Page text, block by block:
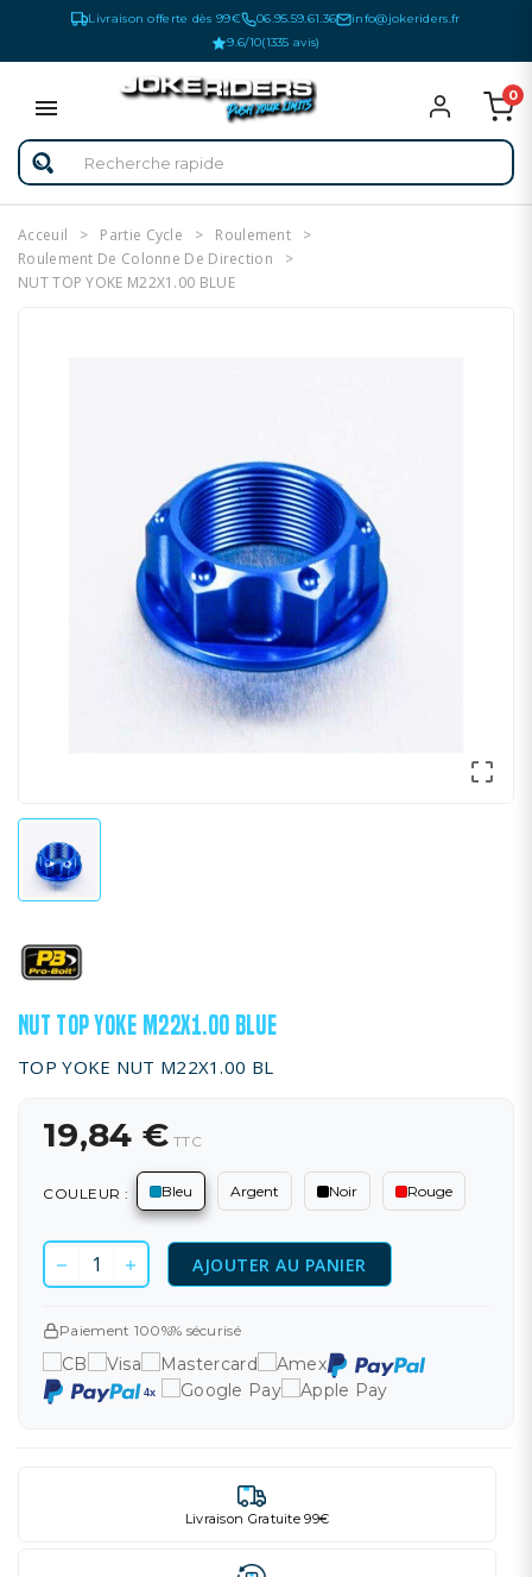
Livraison offerte dès 99€ 06.95.59.61.36
info@jokeriders.fr
9.6/10(1335 avis)
0
Acceuil Partie Cycle
Roulement
Roulement De Colonne De Direction
NUT TOP YOKE M22X1.00 BLUE

NUT TOP YOKE M22X1.00 BLUE
TOP YOKE NUT M22X1.00 BL
19,84 € TTC
COULEUR : Bleu Argent Noir Rouge
AJOUTER AU PANIER
Paiement 100%% sécurisé
Livraison Gratuite 99€